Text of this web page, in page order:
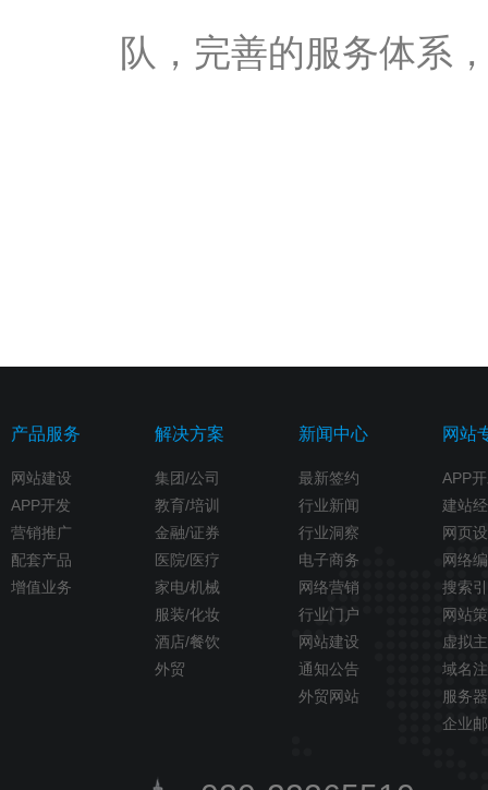
队，完善的服务体系
产品服务
网站建设
APP开发
营销推广
配套产品
增值业务
解决方案
集团/公司
教育/培训
金融/证券
医院/医疗
家电/机械
服装/化妆
酒店/餐饮
外贸
新闻中心
最新签约
行业新闻
行业洞察
电子商务
网络营销
行业门户
网站建设
通知公告
外贸网站
网站
APP
建站
网页
网络
搜索
网站
虚拟
域名
服务器
企业